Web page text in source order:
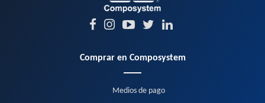
Comprar en Composystem
Medios de pago